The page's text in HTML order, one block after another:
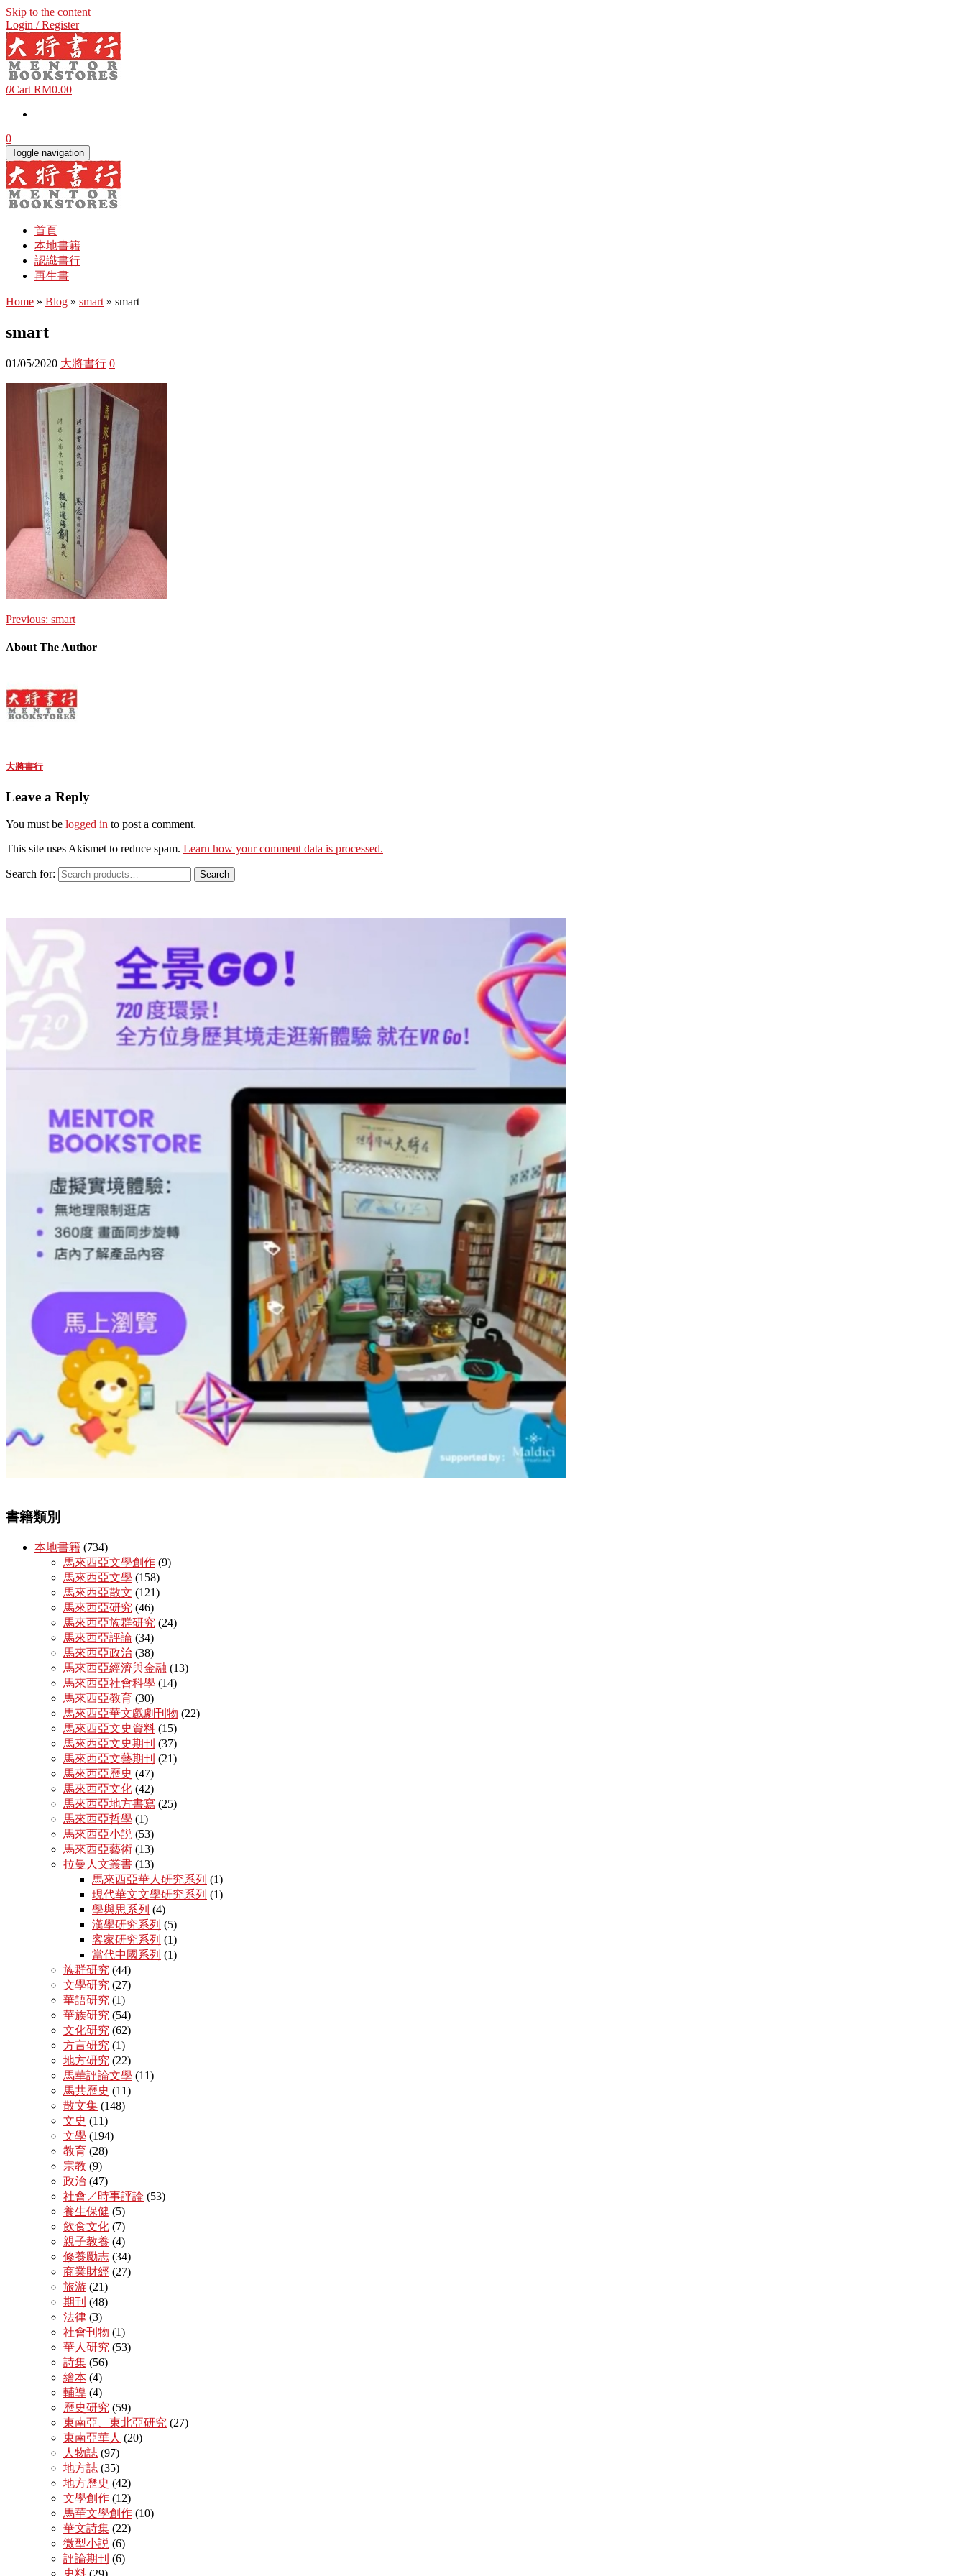
Skip to the content
Login / Register
0Cart RM0.00
0
Toggle navigation
首頁
本地書籍
認識書行
再生書
Home » Blog » smart » smart
smart
01/05/2020 大將書行 0
Previous: smart
About The Author
大將書行
Leave a Reply
You must be logged in to post a comment.
This site uses Akismet to reduce spam. Learn how your comment data is processed.
Search for: Search
書籍類別
本地書籍 (734)
馬來西亞文學創作 (9)
馬來西亞文學 (158)
馬來西亞散文 (121)
馬來西亞研究 (46)
馬來西亞族群研究 (24)
馬來西亞評論 (34)
馬來西亞政治 (38)
馬來西亞經濟與金融 (13)
馬來西亞社會科學 (14)
馬來西亞教育 (30)
馬來西亞華文戲劇刊物 (22)
馬來西亞文史資料 (15)
馬來西亞文史期刊 (37)
馬來西亞文藝期刊 (21)
馬來西亞歷史 (47)
馬來西亞文化 (42)
馬來西亞地方書寫 (25)
馬來西亞哲學 (1)
馬來西亞小説 (53)
馬來西亞藝術 (13)
拉曼人文叢書 (13)
馬來西亞華人研究系列 (1)
現代華文文學研究系列 (1)
學與思系列 (4)
漢學研究系列 (5)
客家研究系列 (1)
當代中國系列 (1)
族群研究 (44)
文學研究 (27)
華語研究 (1)
華族研究 (54)
文化研究 (62)
方言研究 (1)
地方研究 (22)
馬華評論文學 (11)
馬共歷史 (11)
散文集 (148)
文史 (11)
文學 (194)
教育 (28)
宗教 (9)
政治 (47)
社會／時事評論 (53)
養生保健 (5)
飲食文化 (7)
親子教養 (4)
修養勵志 (34)
商業財經 (27)
旅游 (21)
期刊 (48)
法律 (3)
社會刊物 (1)
華人研究 (53)
詩集 (56)
繪本 (4)
輔導 (4)
歷史研究 (59)
東南亞、東北亞研究 (27)
東南亞華人 (20)
人物誌 (97)
地方誌 (35)
地方歷史 (42)
文學創作 (12)
馬華文學創作 (10)
華文詩集 (22)
微型小説 (6)
評論期刊 (6)
史料 (29)